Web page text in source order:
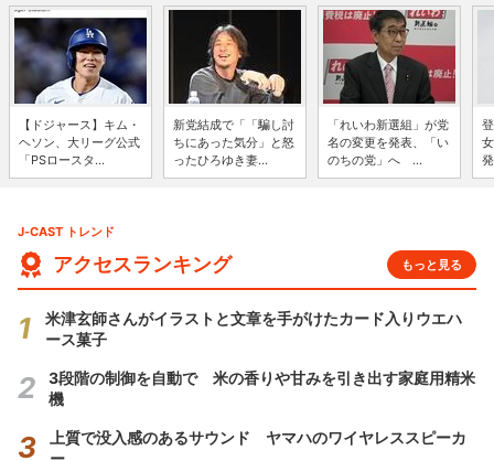
【ドジャース】キム・
ヘソン、大リーグ公式
「PSロースタ...
新党結成で「「騙し討
ちにあった気分」と怒
ったひろゆき妻...
「れいわ新選組」が党
名の変更を発表、「い
のちの党」へ ...
J-CAST トレンド
アクセスランキング もっと見る
米津玄師さんがイラストと文章を手がけたカード入りウエハ
ース菓子
3段階の制御を自動で 米の香りや甘みを引き出す家庭用精米
機
上質で没入感のあるサウンド ヤマハのワイヤレススピーカ